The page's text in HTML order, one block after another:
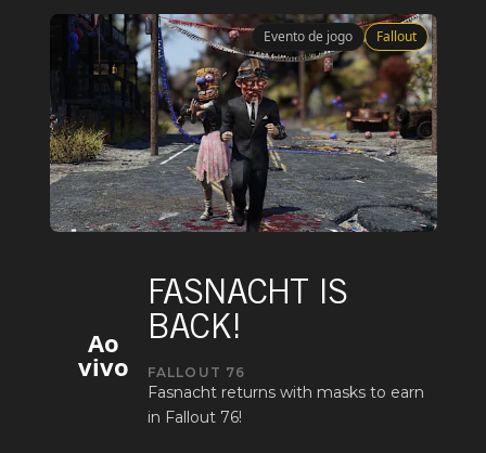
Evento de jogo Fallout
Ao
vivo
FASNACHT IS
BACK!
FALLOUT 76
Fasnacht returns with masks to earn
in Fallout 76!